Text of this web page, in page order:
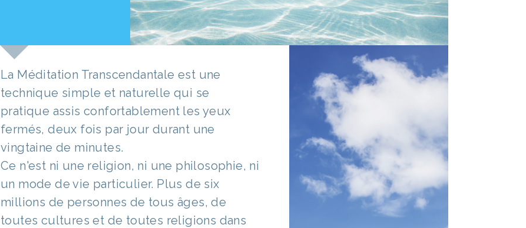
La Méditation Transcendantale est une
technique simple et naturelle qui se
pratique assis confortablement les yeux
fermés, deux fois par jour durant une
vingtaine de minutes.
Ce n'est ni une religion, ni une philosophie, ni
un mode de vie particulier. Plus de six
millions de personnes de tous âges, de
toutes cultures et de toutes religions dans